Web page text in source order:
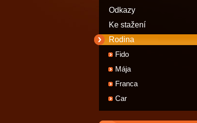
Odkazy
Ke stažení
Rodina
Fido
Mája
Franca
Car